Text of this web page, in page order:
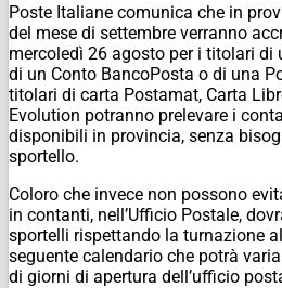
Poste Italiane comunica che in
del mese di settembre verranno
mercoledì 26 agosto per i titolari di
di un Conto BancoPosta o di una
titolari di carta Postamat, Carta
Evolution potranno prelevare i
disponibili in provincia, senza
sportello.
Coloro che invece non possono
in contanti, nell’Ufficio Postale,
sportelli rispettando la turnazione
seguente calendario che potrà
di giorni di apertura dell’ufficio